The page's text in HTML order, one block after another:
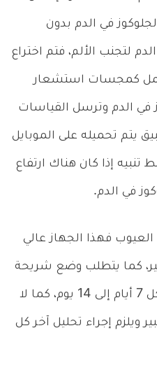
في الدم بدون
لتجنب الألم، فتم اختراع
كمجسات استشعار
في الدم وترسل القياسات
يتم تحميله على الموبايل
تنبيه إذا كان هناك ارتفاع
في الدم.
فهذا الجهاز عالي
كما يتطلب وضع شريحة
تحت الجلد يجب استبدالها كل 7 أيام إلى 14 يوم، كما لا
ويلزم إجراء تحليل آخر كل